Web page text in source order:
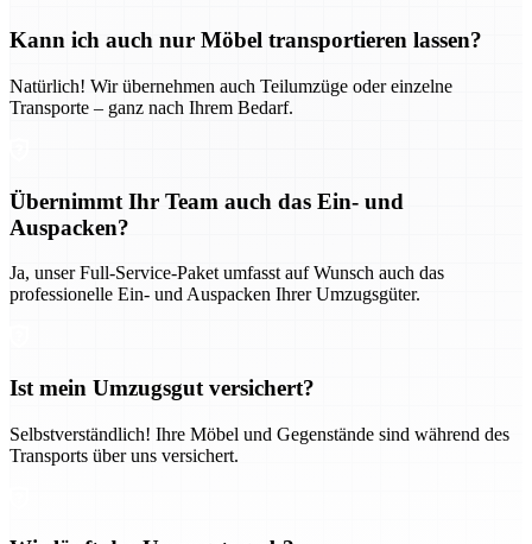
Kann ich auch nur Möbel transportieren lassen?
Natürlich! Wir übernehmen auch Teilumzüge oder einzelne
Transporte – ganz nach Ihrem Bedarf.
Übernimmt Ihr Team auch das Ein- und
Auspacken?
Ja, unser Full-Service-Paket umfasst auf Wunsch auch das
professionelle Ein- und Auspacken Ihrer Umzugsgüter.
Ist mein Umzugsgut versichert?
Selbstverständlich! Ihre Möbel und Gegenstände sind während des
Transports über uns versichert.